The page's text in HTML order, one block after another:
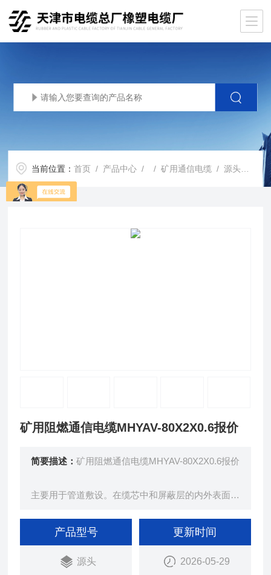
当前位置：首页 / 产品中心 / /矿用通信电缆 / 源头矿用阻燃通信电缆MHYAV-80X2X0.6报价
矿用阻燃通信电缆MHYAV-80X2X0.6报价
简要描述：矿用阻燃通信电缆MHYAV-80X2X0.6报价
主要用于管道敷设。在缆芯中和屏蔽层的内外表面用
产品型号
源头
更新时间
2026-05-29